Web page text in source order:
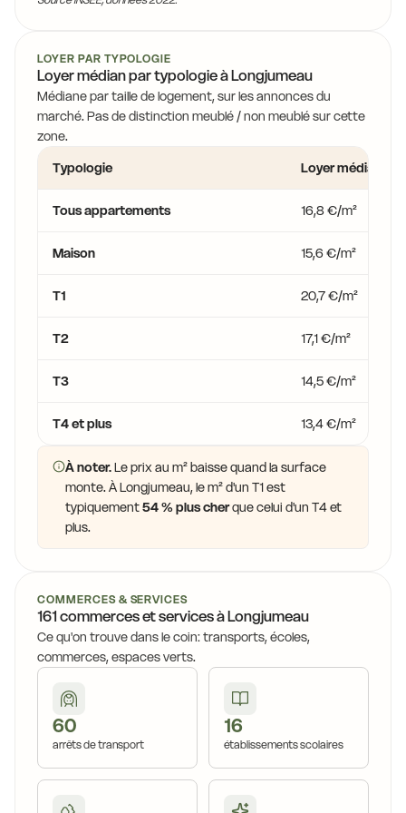
14,5 €
13,9 €
13,9 €
11,8 €
13,9 €
LOYER PAR TYPOLOGIE
Loyer médian par typologie à Longjumeau
Médiane par taille de logement, sur les annonces du
marché. Pas de distinction meublé / non meublé sur cette
zone.
Typologie
Loyer médian
Tous appartements 16,8 €/m²
Maison 15,6 €/m²
T1 20,7 €/m²
T2 17,1 €/m²
T3 14,5 €/m²
T4 et plus 13,4 €/m²
À noter.Le prix au m² baisse quand la surface
monte. À Longjumeau, le m² d'un T1 est
typiquement54 % plus cherque celui d'un T4 et
plus.
COMMERCES & SERVICES
161 commerces et services à Longjumeau
Ce qu'on trouve dans le coin: transports, écoles,
commerces, espaces verts.
60
arrêts de transport
16
établissements scolaires